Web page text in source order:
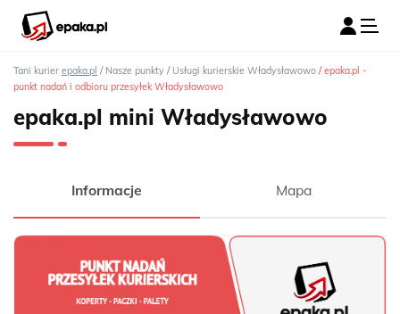
Tani kurier epaka.pl / Nasze punkty / Usługi kurierskie Władysławowo / epaka.pl -
punkt nadań i odbioru przesyłek Władysławowo
epaka.pl mini Władysławowo
Informacje Mapa